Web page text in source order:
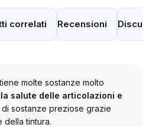
correlati Recensioni
molte sostanze molto
salute delle articolazioni e
sostanze preziose grazie
della tintura.